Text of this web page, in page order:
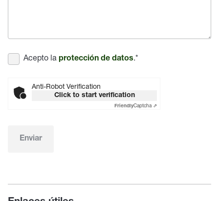
Acepto la protección de datos.*
Anti-Robot Verification
Click to start verification
FriendlyCaptcha ⇗
Enviar